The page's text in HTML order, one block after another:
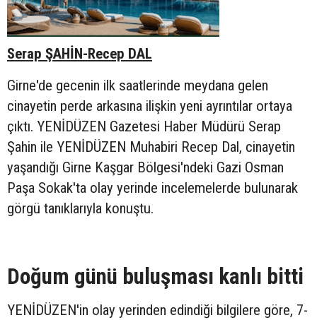
Serap ŞAHİN-Recep DAL
Girne'de gecenin ilk saatlerinde meydana gelen
cinayetin perde arkasına ilişkin yeni ayrıntılar ortaya
çıktı. YENİDÜZEN Gazetesi Haber Müdürü Serap
Şahin ile YENİDÜZEN Muhabiri Recep Dal, cinayetin
yaşandığı Girne Kaşgar Bölgesi'ndeki Gazi Osman
Paşa Sokak'ta olay yerinde incelemelerde bulunarak
görgü tanıklarıyla konuştu.
Doğum günü buluşması kanlı bitti
YENİDÜZEN'in olay yerinden edindiği bilgilere göre, 7-